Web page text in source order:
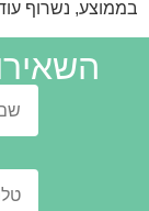
בממוצע, נשרוף עוד כ-